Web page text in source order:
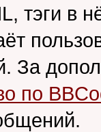
тэги в
За
по